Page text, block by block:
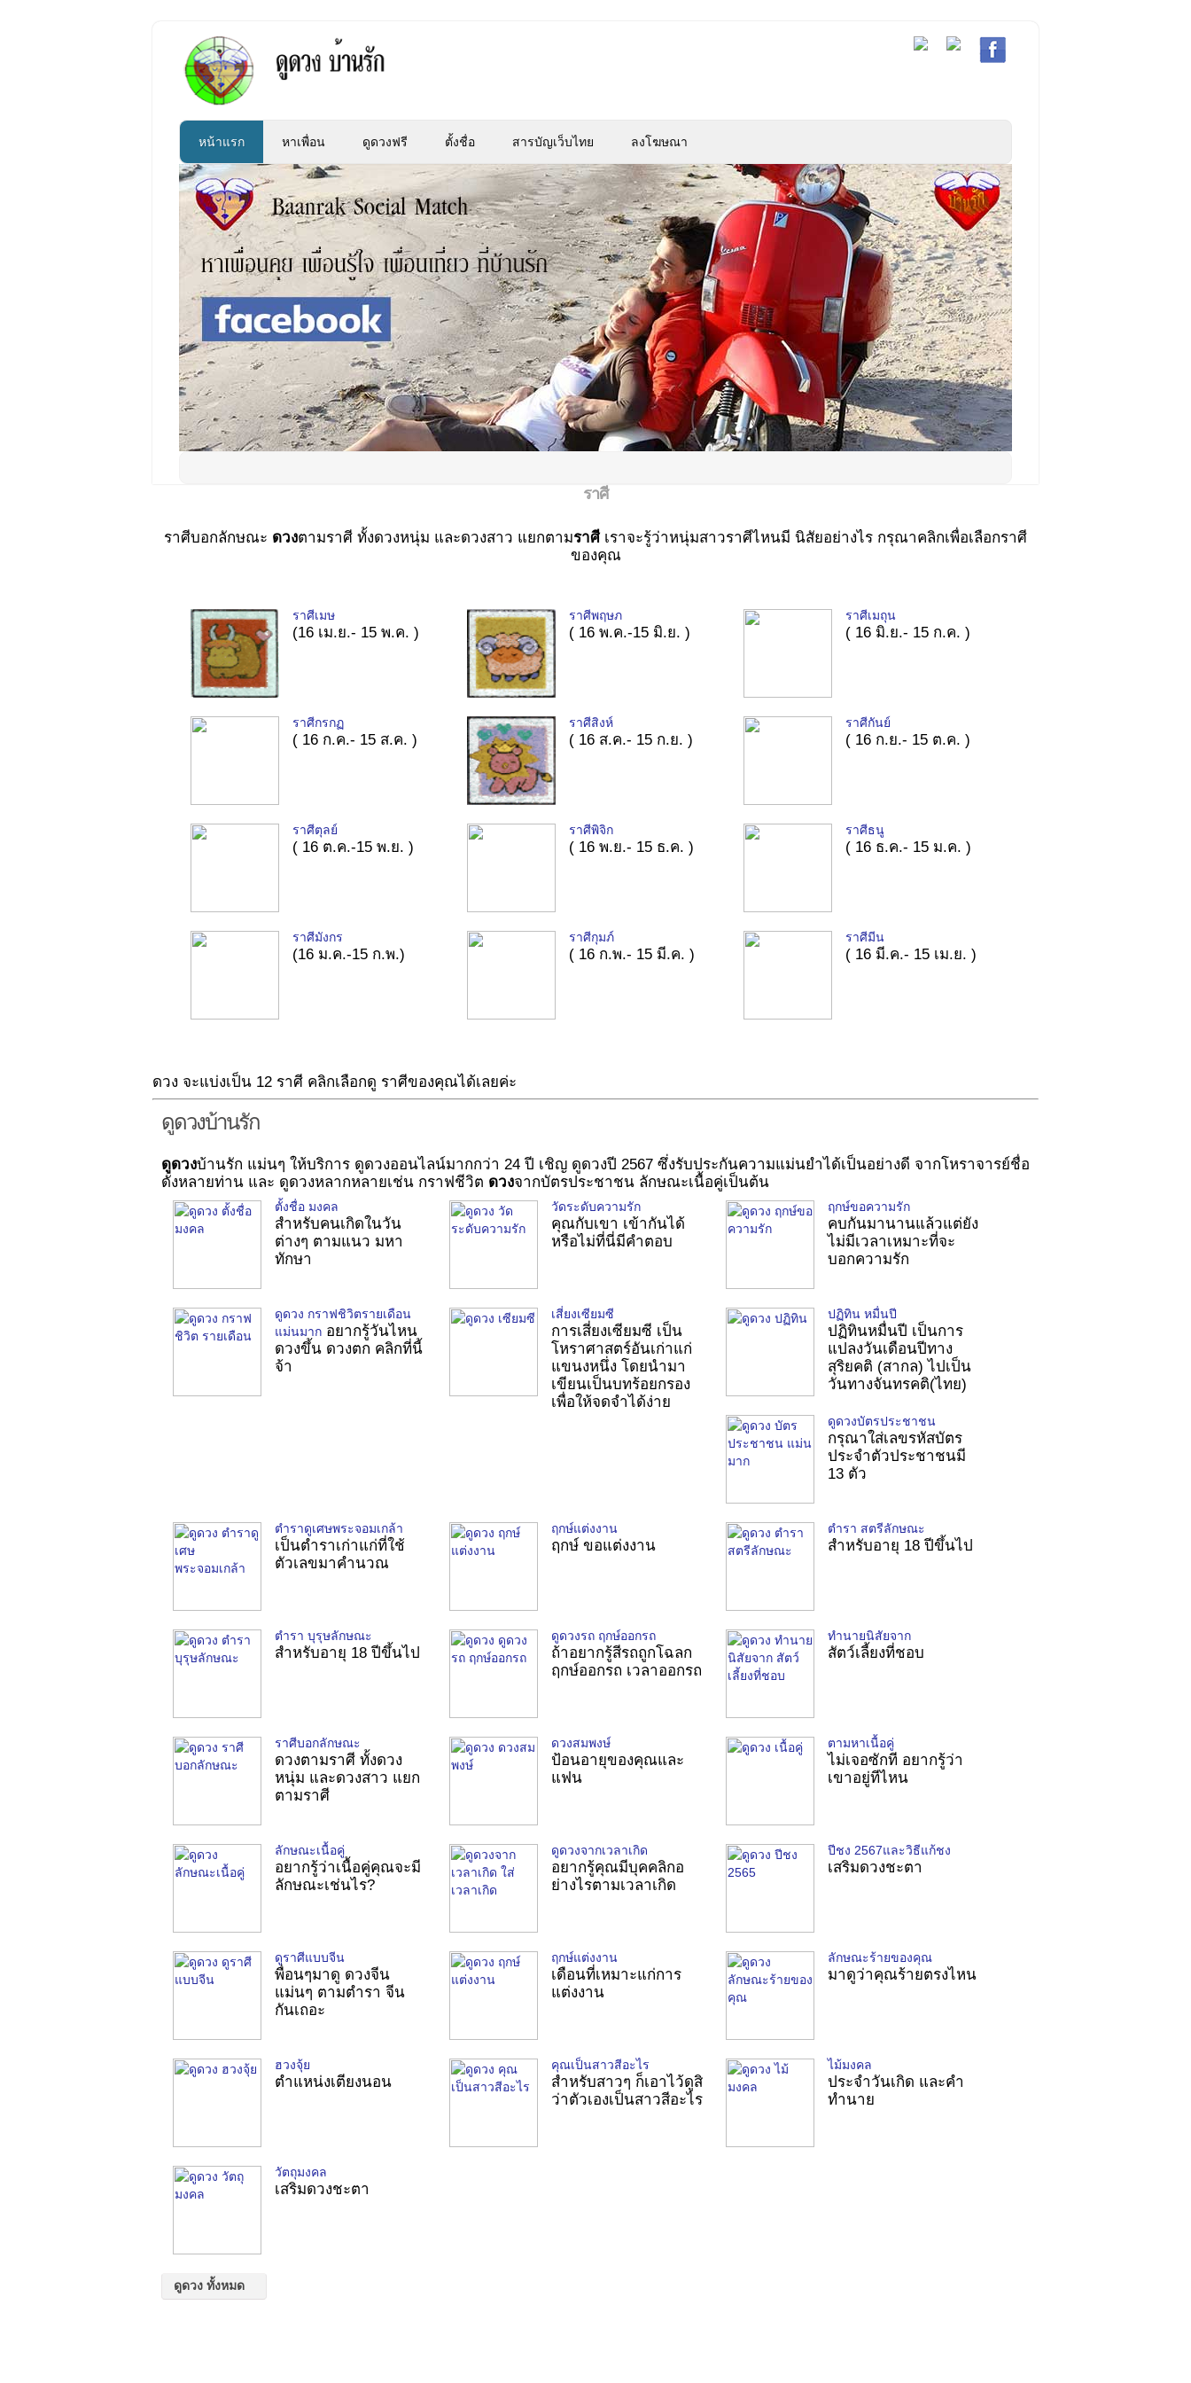
หน้าแรก หาเพื่อน
ดูดวงฟรี
ตั้งชื่อ สารบัญเว็บไทย ลงโฆษณา
ราศี
ราศีบอกลักษณะ ดวงตามราศี ทั้งดวงหนุ่ม และดวงสาว แยกตามราศีเราจะรู้ว่าหนุ่มสาวราศีไหนมี นิสัยอย่างไร กรุณาคลิกเพื่อเลือกราศี
ของคุณ
ราศีเมษ
(16 เม.ย.- 15 พ.ค. )
ราศีพฤษภ
( 16 พ.ค.-15 มิ.ย. )
ราศีเมถุน
( 16 มิ.ย.- 15 ก.ค. )
ราศีกรกฏ
( 16 ก.ค.- 15 ส.ค. )
ราศีสิงห์
( 16 ส.ค.- 15 ก.ย. )
ราศีกันย์
( 16 ก.ย.- 15 ต.ค. )
ราศีตุลย์
( 16 ต.ค.-15 พ.ย. )
ราศีพิจิก
( 16 พ.ย.- 15 ธ.ค. )
ราศีธนู
( 16 ธ.ค.- 15 ม.ค. )
ราศีมังกร
(16 ม.ค.-15 ก.พ.)
ราศีกุมภ์
( 16 ก.พ.- 15 มี.ค. )
ราศีมีน
( 16 มี.ค.- 15 เม.ย. )
ดวง จะแบ่งเป็น 12 ราศี คลิกเลือกดู ราศีของคุณได้เลยค่ะ
ดูดวงบ้านรัก
ดูดวงบ้านรัก แม่นๆ ให้บริการ ดูดวงออนไลน์มากกว่า 24 ปี เชิญ ดูดวงปี 2567 ซึ่งรับประกันความแม่นยำได้เป็นอย่างดี จากโหราจารย์ชื่อ
ดังหลายท่าน และ ดูดวงหลากหลายเช่น กราฟชีวิต ดวงจากบัตรประชาชน ลักษณะเนื้อคู่เป็นต้น
ตั้งชื่อ มงคล
สำหรับคนเกิดในวัน
ต่างๆ ตามแนว มหา
ทักษา
วัดระดับความรัก
คุณกับเขา เข้ากันได้
หรือไม่ที่นี่มีคำตอบ
ฤกษ์ขอความรัก
คบกันมานานแล้วแต่ยัง
ไม่มีเวลาเหมาะที่จะ
บอกความรัก
ดูดวง กราฟชิวิตรายเดือน
แม่นมาก อยากรู้วันไหน
ดวงขึ้น ดวงตก คลิกที่นี้
จ้า
เสี่ยงเซียมซี
การเสี่ยงเซียมซี เป็น
โหราศาสตร์อันเก่าแก่
แขนงหนึ่ง โดยนำมา
เขียนเป็นบทร้อยกรอง
เพื่อให้จดจำได้ง่าย
ปฏิทิน หมื่นปี
ปฏิทินหมื่นปี เป็นการ
แปลงวันเดือนปีทาง
สุริยคติ (สากล) ไปเป็น
วันทางจันทรคติ(ไทย)
ดูดวงบัตรประชาชน
กรุณาใส่เลขรหัสบัตร
ประจำตัวประชาชนมี
13 ตัว
ตำราดูเศษพระจอมเกล้า
เป็นตำราเก่าแก่ที่ใช้
ตัวเลขมาคำนวณ
ฤกษ์แต่งงาน
ฤกษ์ ขอแต่งงาน
ตำรา สตรีลักษณะ
สำหรับอายุ 18 ปีขึ้นไป
ตำรา บุรุษลักษณะ
สำหรับอายุ 18 ปีขึ้นไป
ดูดวงรถ ฤกษ์ออกรถ
ถ้าอยากรู้สีรถถูกโฉลก
ฤกษ์ออกรถ เวลาออกรถ
ทำนายนิสัยจาก
สัตว์เลี้ยงที่ชอบ
ราศีบอกลักษณะ
ดวงตามราศี ทั้งดวง
หนุ่ม และดวงสาว แยก
ตามราศี
ดวงสมพงษ์
ป้อนอายุของคุณและ
แฟน
ตามหาเนื้อคู่
ไม่เจอซักที อยากรู้ว่า
เขาอยู่ทีไหน
ลักษณะเนื้อคู่
อยากรู้ว่าเนื้อคู่คุณจะมี
ลักษณะเช่นไร?
ดูดวงจากเวลาเกิด
อยากรู้คุณมีบุคคลิกอ
ย่างไรตามเวลาเกิด
ปีชง 2567และวิธีแก้ชง
เสริมดวงชะตา
ดูราศีแบบจีน
พื่อนๆมาดู ดวงจีน
แม่นๆ ตามตำรา จีน
กันเถอะ
ฤกษ์แต่งงาน
เดือนที่เหมาะแก่การ
แต่งงาน
ลักษณะร้ายของคุณ
มาดูว่าคุณร้ายตรงไหน
ฮวงจุ้ย
ตำแหน่งเตียงนอน
คุณเป็นสาวสีอะไร
สำหรับสาวๆ ก็เอาไว้ดูสิ
ว่าตัวเองเป็นสาวสีอะไร
ไม้มงคล
ประจำวันเกิด และคำ
ทำนาย
วัตถุมงคล
เสริมดวงชะตา
ดูดวง ทั้งหมด